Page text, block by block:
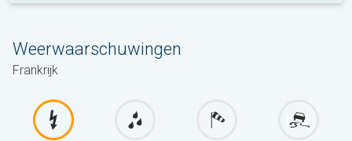
Weerwaarschuwingen
Frankrijk